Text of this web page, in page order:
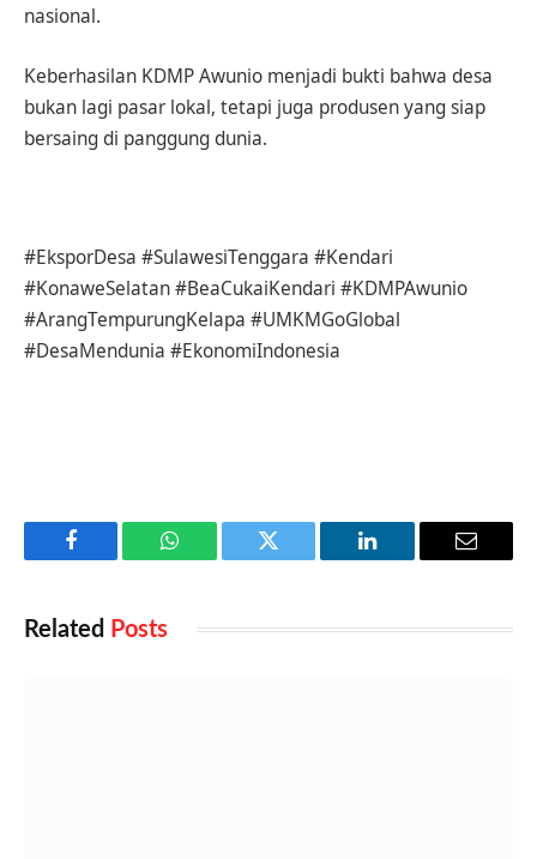
nasional.
Keberhasilan KDMP Awunio menjadi bukti bahwa desa
bukan lagi pasar lokal, tetapi juga produsen yang siap
bersaing di panggung dunia.
#EksporDesa #SulawesiTenggara #Kendari
#KonaweSelatan #BeaCukaiKendari #KDMPAwunio
#ArangTempurungKelapa #UMKMGoGlobal
#DesaMendunia #EkonomiIndonesia
Facebook WhatsApp Twitter LinkedIn Email
Related Posts